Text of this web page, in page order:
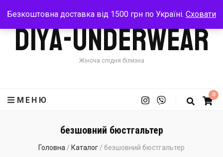
Безкоштовна доставка від 1500 грн по Україні. Сховати
Diya-Underwear
Жіноча спідня білизна
МЕНЮ
0
безшовний бюстгальтер
Головна / Каталог / безшовний бюстгальтер